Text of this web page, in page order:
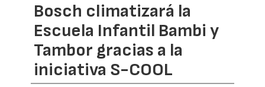
Bosch climatizará la
Escuela Infantil Bambi y
Tambor gracias a la
iniciativa S-COOL